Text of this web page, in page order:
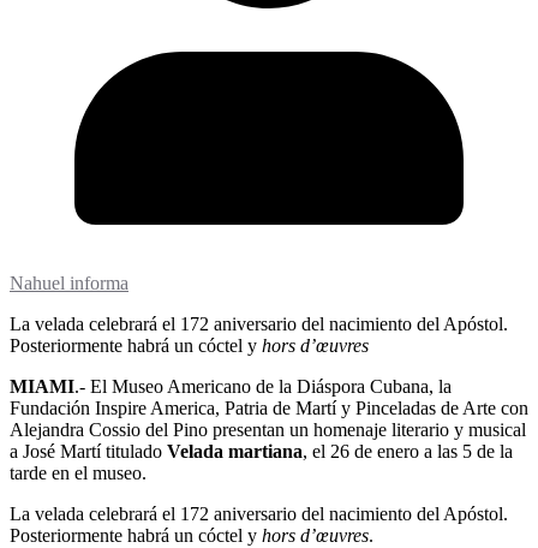
Nahuel informa
La velada celebrará el 172 aniversario del nacimiento del Apóstol.
Posteriormente habrá un cóctel y hors d’œuvres
MIAMI.- El Museo Americano de la Diáspora Cubana, la
Fundación Inspire America, Patria de Martí y Pinceladas de Arte con
Alejandra Cossio del Pino presentan un homenaje literario y musical
a José Martí titulado Velada martiana, el 26 de enero a las 5 de la
tarde en el museo.
La velada celebrará el 172 aniversario del nacimiento del Apóstol.
Posteriormente habrá un cóctel y hors d’œuvres.